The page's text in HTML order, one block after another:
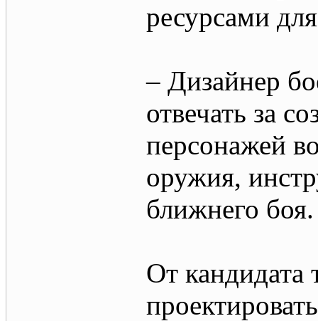
ресурсами
– Дизайнер
отвечать за
персонажей
оружия,
ближнего боя.
От кандидата